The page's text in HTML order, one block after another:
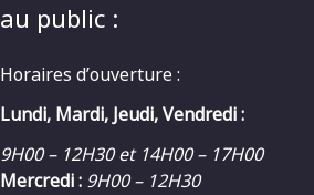
au public :
Horaires d’ouverture :
Lundi, Mardi, Jeudi, Vendredi :
9H00 – 12H30 et 14H00 – 17H00
Mercredi : 9H00 – 12H30